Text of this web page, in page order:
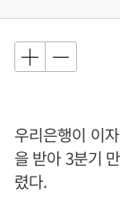
우리은행이 이
을 받아 3분기
렸다.